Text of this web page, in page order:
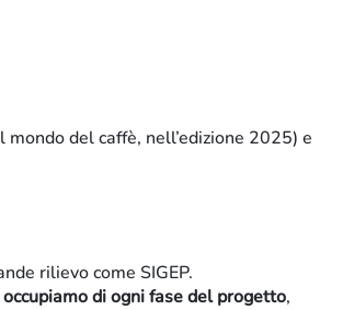
del caffè, nell’edizione 2025) e
rilievo come SIGEP.
occupiamo di ogni fase del progetto,